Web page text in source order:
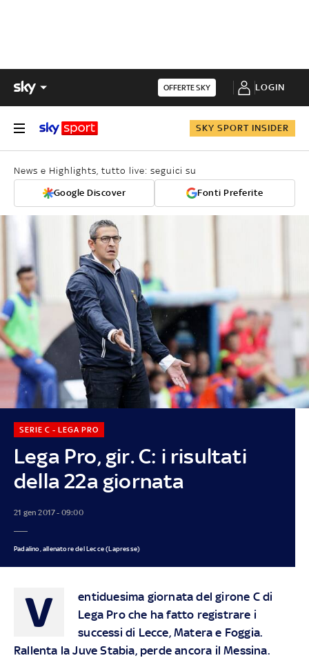
OFFERTE SKY LOGIN
SKY SPORT INSIDER
News e Highlights, tutto live: seguici su
Google Discover Fonti Preferite
Lega Pro, gir. C: i risultati
della 22a giornata
SERIE C - LEGA PRO
21 gen 2017 - 09:00
Padalino, allenatore del Lecce (Lapresse)
V
entiduesima giornata del girone C di
Lega Pro che ha fatto registrare i
successi di Lecce, Matera e Foggia.
Rallenta la Juve Stabia, perde ancora il Messina.